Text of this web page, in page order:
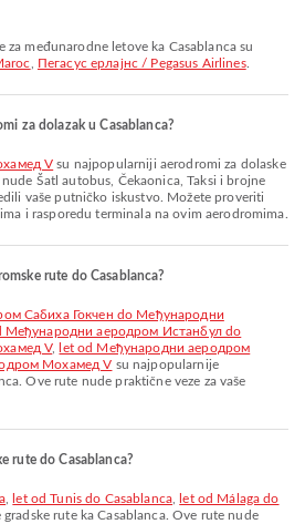
za međunarodne letove ka Casablanca su
Пегасус ерлајнс / Pegasus Airlines.
za dolazak u Casablanca?
V su najpopularniji aerodromi za dolaske
Šatl autobus, Čekaonica, Taksi i brojne
vaše putničko iskustvo. Možete proveriti
i rasporedu terminala na ovim aerodromima.
rute do Casablanca?
Међународни аеродром Истанбул do
V,
let od Међународни аеродром
Мохамед V su najpopularnije
Ove rute nude praktične veze za vaše
rute do Casablanca?
let od Tunis do Casablanca,
let od Málaga do
rute ka Casablanca. Ove rute nude